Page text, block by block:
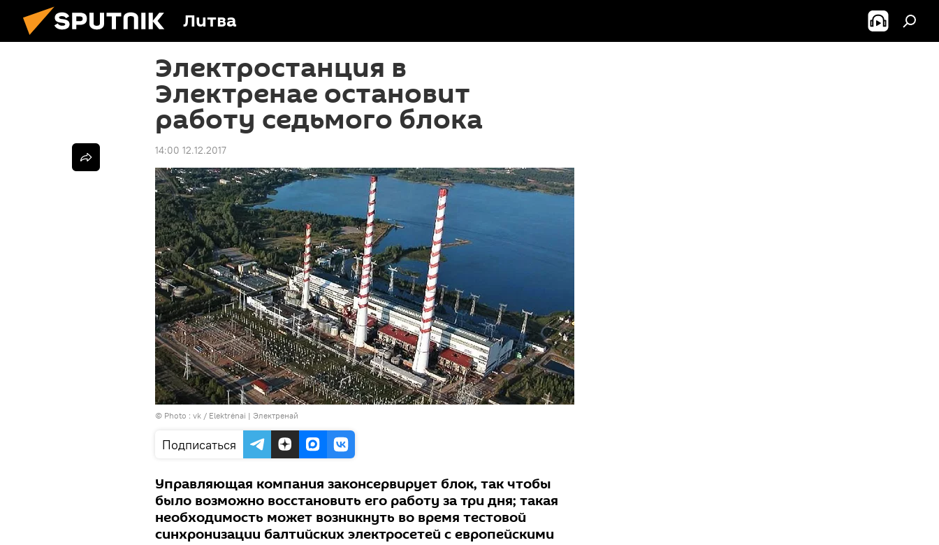
Литва
Электростанция в
Электренае остановит
работу седьмого блока
14:00 12.12.2017
© Photo : vk / Elektrėnai | Электренай
Подписаться
Управляющая компания законсервирует блок, так чтобы
было возможно восстановить его работу за три дня; такая
необходимость может возникнуть во время тестовой
синхронизации балтийских электросетей с европейскими